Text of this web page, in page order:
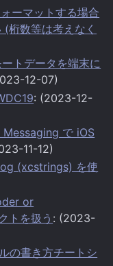
ーマットする場合
桁数等は考えなく
トデータを端末に
12-07)
: (2023-12-
で iOS
11-12)
(xcstrings) を使
or
トを扱う : (2023-
の書き方チートシ